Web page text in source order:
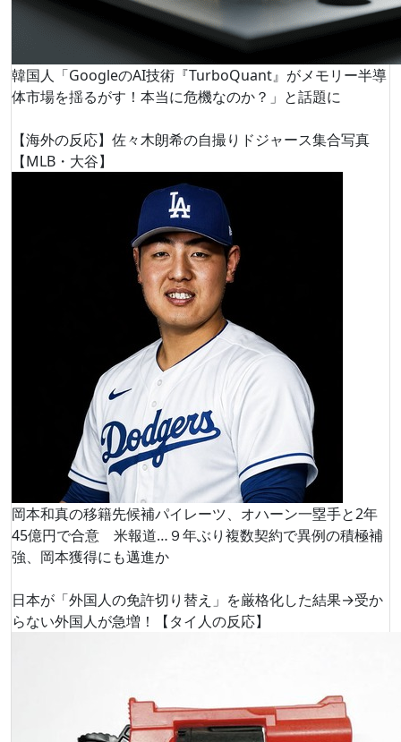
韓国人「GoogleのAI技術『TurboQuant』がメモリー半導
体市場を揺るがす！本当に危機なのか？」と話題に
【海外の反応】佐々木朗希の自撮りドジャース集合写真
【MLB・大谷】
岡本和真の移籍先候補パイレーツ、オハーン一塁手と2年
45億円で合意 米報道…９年ぶり複数契約で異例の積極補
強、岡本獲得にも邁進か
日本が「外国人の免許切り替え」を厳格化した結果→受か
らない外国人が急増！【タイ人の反応】